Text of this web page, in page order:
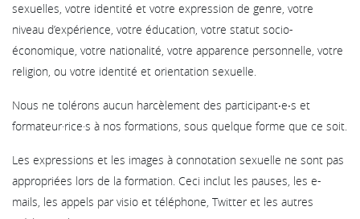
sexuelles, votre identité et votre expression de genre, votre
niveau d’expérience, votre éducation, votre statut socio-
économique, votre nationalité, votre apparence personnelle, votre
religion, ou votre identité et orientation sexuelle.
Nous ne tolérons aucun harcèlement des participant‧e‧s et
formateur·rice·s à nos formations, sous quelque forme que ce soit.
Les expressions et les images à connotation sexuelle ne sont pas
appropriées lors de la formation. Ceci inclut les pauses, les e-
mails, les appels par visio et téléphone, Twitter et les autres